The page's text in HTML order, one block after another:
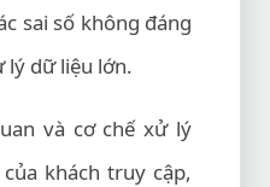
sai số không đáng
lý dữ liệu lớn.
và cơ chế xử lý
khách truy cập,